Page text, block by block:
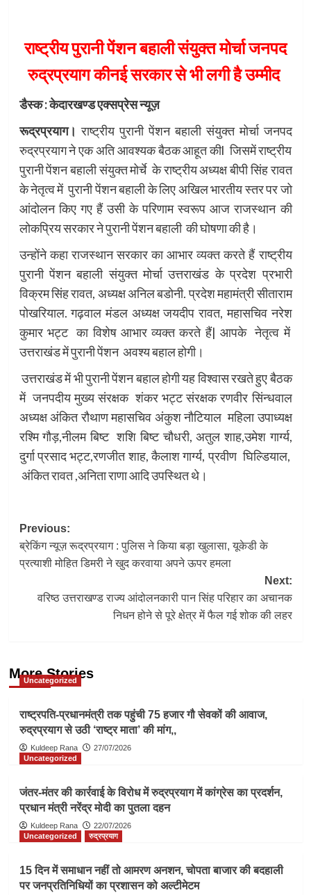
राष्ट्रीय पुरानी पेंशन बहाली संयुक्त मोर्चा जनपद
रुद्रप्रयाग कीनई सरकार से भी लगी है उम्मीद
डैस्क : केदारखण्ड एक्सप्रेस न्यूज़
रूद्रप्रयाग।राष्ट्रीय पुरानी पेंशन बहाली संयुक्त मोर्चा जनपद
रुद्रप्रयाग ने एक अति आवश्यक बैठक आहूत कीl जिसमें राष्ट्रीय
पुरानी पेंशन बहाली संयुक्त मोर्चे के राष्ट्रीय अध्यक्ष बीपी सिंह रावत
के नेतृत्व में पुरानी पेंशन बहाली के लिए अखिल भारतीय स्तर पर जो
आंदोलन किए गए हैं उसी के परिणाम स्वरूप आज राजस्थान की
लोकप्रिय सरकार ने पुरानी पेंशन बहाली की घोषणा की है।
उन्होंने कहा राजस्थान सरकार का आभार व्यक्त करते हैं राष्ट्रीय
पुरानी पेंशन बहाली संयुक्त मोर्चा उत्तराखंड के प्रदेश प्रभारी
विक्रम सिंह रावत, अध्यक्ष अनिल बडोनी. प्रदेश महामंत्री सीताराम
पोखरियाल. गढ़वाल मंडल अध्यक्ष जयदीप रावत, महासचिव नरेश
कुमार भट्ट का विशेष आभार व्यक्त करते हैं| आपके नेतृत्व में
उत्तराखंड में पुरानी पेंशन अवश्य बहाल होगी।
उत्तराखंड में भी पुरानी पेंशन बहाल होगी यह विश्वास रखते हुए बैठक
में जनपदीय मुख्य संरक्षक शंकर भट्ट संरक्षक रणवीर सिंन्धवाल
अध्यक्ष अंकित रौथाण महासचिव अंकुश नौटियाल महिला उपाध्यक्ष
रश्मि गौड़,नीलम बिष्ट शशि बिष्ट चौधरी, अतुल शाह,उमेश गार्ग्य,
दुर्गा प्रसाद भट्ट,रणजीत शाह, कैलाश गार्ग्य, प्रवीण घिल्डियाल,
अंकित रावत ,अनिता राणा आदि उपस्थित थे।
Post
navigation
Previous:
ब्रेकिंग न्यूज़ रूद्रप्रयाग : पुलिस ने किया बड़ा खुलासा, यूकेडी के
प्रत्याशी मोहित डिमरी ने खुद करवाया अपने ऊपर हमला
Next:
वरिष्ठ उत्तराखण्ड राज्य आंदोलनकारी पान सिंह परिहार का अचानक
निधन होने से पूरे क्षेत्र में फैल गई शोक की लहर
More Stories
Uncategorized
राष्ट्रपति-प्रधानमंत्री तक पहुंची 75 हजार गौ सेवकों की आवाज,
रुद्रप्रयाग से उठी ‘राष्ट्र माता’ की मांग,,
Kuldeep Rana
27/07/2026
Uncategorized
जंतर-मंतर की कार्रवाई के विरोध में रुद्रप्रयाग में कांग्रेस का प्रदर्शन,
प्रधान मंत्री नरेंद्र मोदी का पुतला दहन
Kuldeep Rana
22/07/2026
Uncategorized
रुद्रप्रयाग
15 दिन में समाधान नहीं तो आमरण अनशन, चोपता बाजार की बदहाली
पर जनप्रतिनिधियों का प्रशासन को अल्टीमेटम